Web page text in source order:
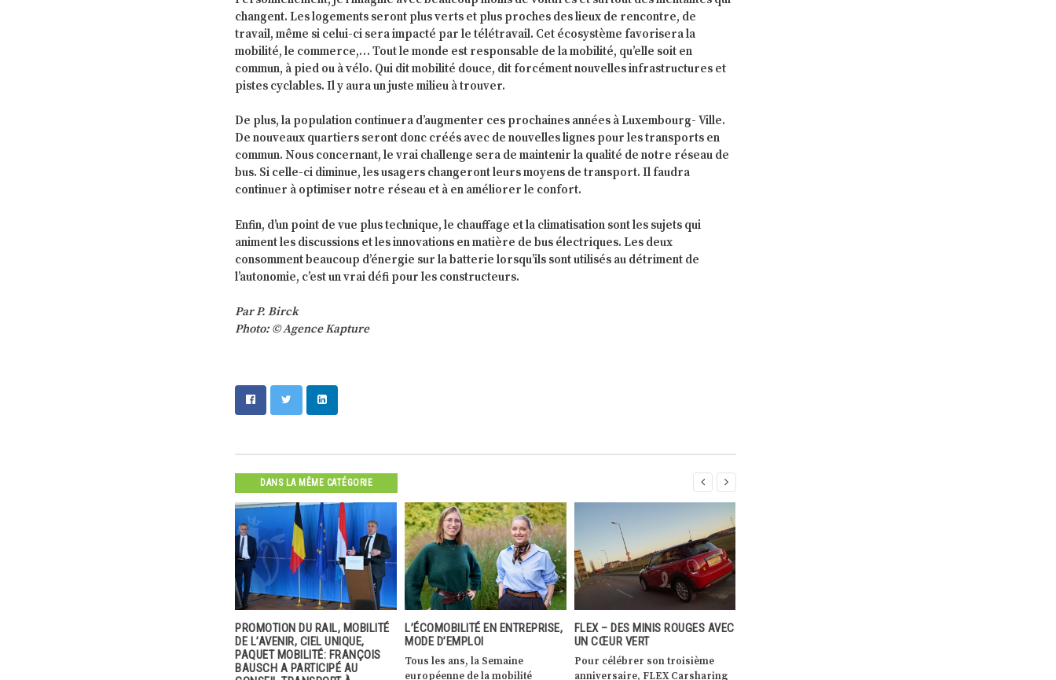
changent. Les logements seront plus verts et plus proches des lieux de rencontre, de
travail, même si celui-ci sera impacté par le télétravail. Cet écosystème favorisera la
mobilité, le commerce,… Tout le monde est responsable de la mobilité, qu’elle soit en
commun, à pied ou à vélo. Qui dit mobilité douce, dit forcément nouvelles infrastructures et
pistes cyclables. Il y aura un juste milieu à trouver.
De plus, la population continuera d’augmenter ces prochaines années à Luxembourg- Ville.
De nouveaux quartiers seront donc créés avec de nouvelles lignes pour les transports en
commun. Nous concernant, le vrai challenge sera de maintenir la qualité de notre réseau de
bus. Si celle-ci diminue, les usagers changeront leurs moyens de transport. Il faudra
continuer à optimiser notre réseau et à en améliorer le confort.
Enfin, d’un point de vue plus technique, le chauffage et la climatisation sont les sujets qui
animent les discussions et les innovations en matière de bus électriques. Les deux
consomment beaucoup d’énergie sur la batterie lorsqu’ils sont utilisés au détriment de
l’autonomie, c’est un vrai défi pour les constructeurs.
Par P. Birck
Photo: © Agence Kapture
DANS LA MÊME CATÉGORIE
L’ÉCOMOBILITÉ EN ENTREPRISE,
MODE D’EMPLOI
Tous les ans, la Semaine
européenne de la mobilité
FLEX – DES MINIS ROUGES AVEC
UN CŒUR VERT
Pour célébrer son troisième
anniversaire, FLEX Carsharing
LA STATION FLEX CARSHARING
NUMÉRO 60 AU KIRCHBERG
ÉLARGIT L’OFFRE DE MOBILITÉ
ALTERNATIVE
 